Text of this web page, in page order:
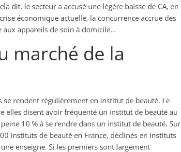
dit, le secteur a accusé une légère baisse de CA, en
économique actuelle, la concurrence accrue des
aux appareils de soin à domicile…
marché de la
rendent régulièrement en institut de beauté. Le
elles disent avoir fréquenté un institut de beauté au
10 % à se rendre dans un institut de beauté. Sur
instituts de beauté en France, déclinés en instituts
enseigne. Si les premiers sont largement